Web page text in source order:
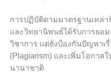
การปฏิบัติตามมาตรฐานเหล่า
และวิทยานิพนธ์ได้รับการยอ
วิชาการ แต่ยังป้องกันปัญหาเ
(Plagiarism) และเพิ่มโอกาส
นานาชาติ